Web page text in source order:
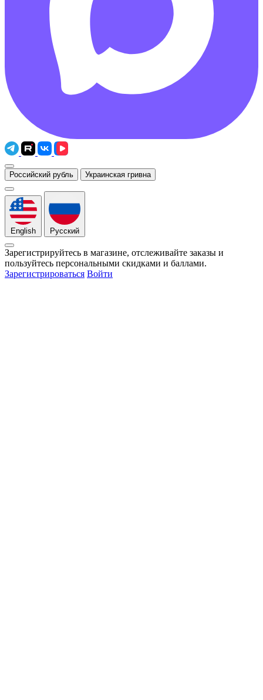
Российский рубль Украинская гривна
English Русский
Зарегистрируйтесь в магазине, отслеживайте заказы и
пользуйтесь персональными скидками и баллами.
Зарегистрироваться Войти